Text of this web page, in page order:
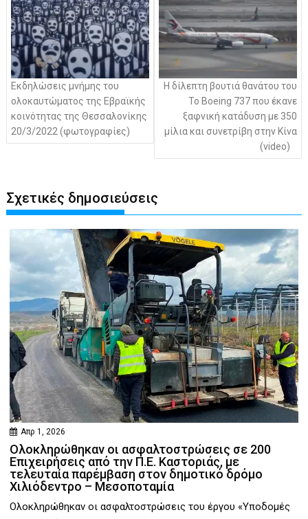
Εκδηλώσεις μνήμης του
ολοκαυτώματος της Εβραϊκής
κοινότητας της Θεσσαλονίκης
20/3/2022 (φωτογραφίες)
Η δίλεπτη βουτιά θανάτου του
Το Boeing 737 που έκανε
ξαφνική κατάδυση με 350
μίλια και συνετρίβη στην Κίνα
(video)
Σχετικές δημοσιεύσεις
Απρ 1, 2026
Ολοκληρώθηκαν οι ασφαλτοστρώσεις σε 200
Επιχειρήσεις από την Π.Ε. Καστοριάς, με
τελευταία παρέμβαση στον δημοτικό δρόμο
Χιλιόδεντρο – Μεσοποταμία
Ολοκληρώθηκαν οι ασφαλτοστρώσεις του έργου «Υποδομές